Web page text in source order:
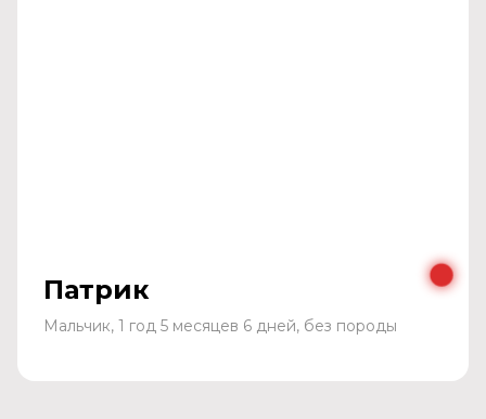
Патрик
Мальчик, 1 год 5 месяцев 6 дней, без породы